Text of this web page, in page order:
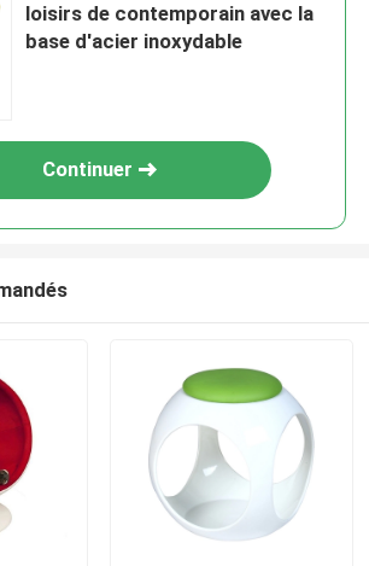
loisirs de contemporain avec la
base d'acier inoxydable
Continuer